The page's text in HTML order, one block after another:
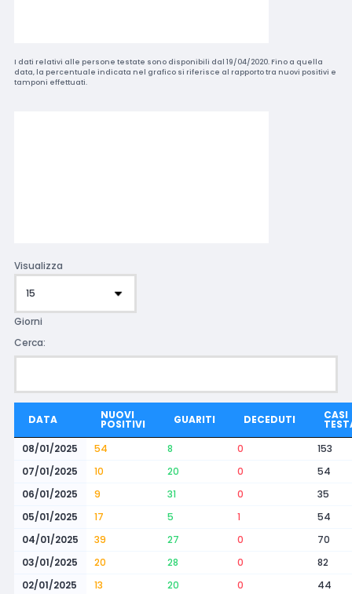
I dati relativi alle persone testate sono disponibili dal 19/04/2020. Fino a quella
data, la percentuale indicata nel grafico si riferisce al rapporto tra nuovi positivi e
tamponi effettuati.
Visualizza
Giorni
Cerca:
DATA NUOVI
POSITIVI GUARITI DECEDUTI CASI
08/01/2025
54 8 0
153
07/01/2025
10 20 0
54
06/01/2025
9 31 0
35
05/01/2025
17 5 1
54
04/01/2025
39 27 0
70
03/01/2025
20 28 0
82
02/01/2025
13 20 0 44